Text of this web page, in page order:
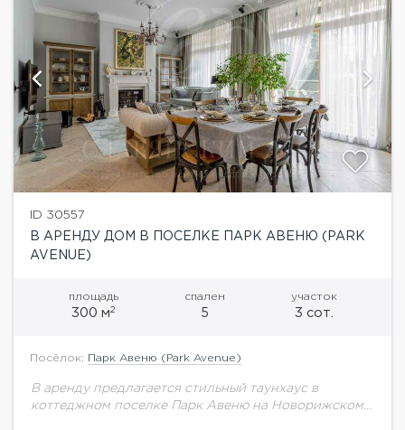
ID 30557
В АРЕНДУ ДОМ В ПОСЕЛКЕ ПАРК АВЕНЮ (PARK
AVENUE)
площадь
300 м2
спален
5
участок
3 сот.
Посёлок: Парк Авеню (Park Avenue)
В аренду предлагается стильный таунхаус в
коттеджном поселке Парк Авеню на Новорижском